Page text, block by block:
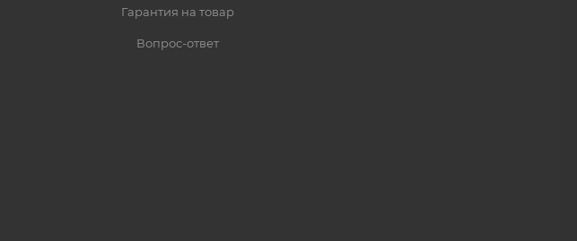
Гарантия на товар
Вопрос-ответ